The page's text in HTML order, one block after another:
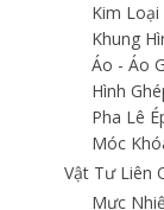
Kim
Khung
Áo - Áo
Hình
Pha Lê
Móc
Vật Tư Liên
Mực